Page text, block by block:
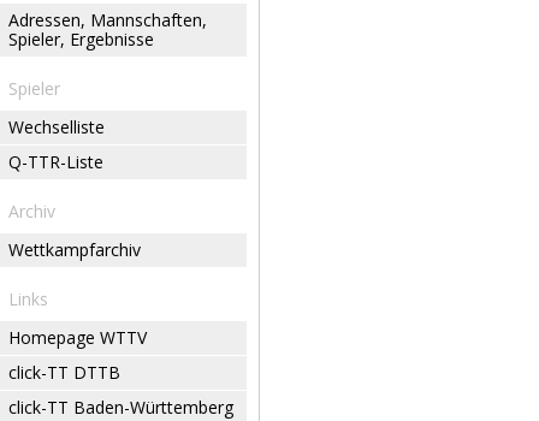
Adressen, Mannschaften,
Spieler, Ergebnisse
Spieler
Wechselliste
Q-TTR-Liste
Archiv
Wettkampfarchiv
Links
Homepage WTTV
click-TT DTTB
click-TT Baden-Württemberg